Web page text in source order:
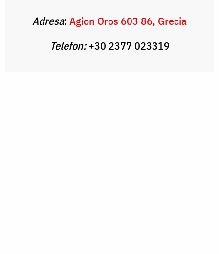
Adresa: Agion Oros 603 86, Grecia
Telefon:+30 2377 023319